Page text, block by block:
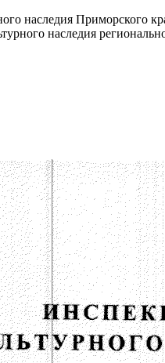
наследия Приморского
наследия